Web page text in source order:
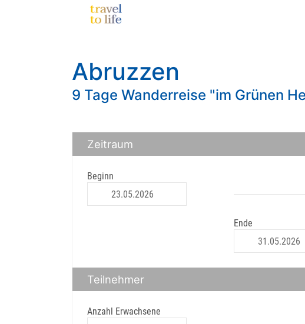
Abruzzen
9 Tage Wanderreise "im Grünen
Zeitraum
Beginn
Ende
Teilnehmer
Anzahl Erwachsene